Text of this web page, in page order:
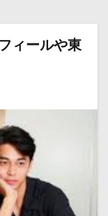
ィールや東